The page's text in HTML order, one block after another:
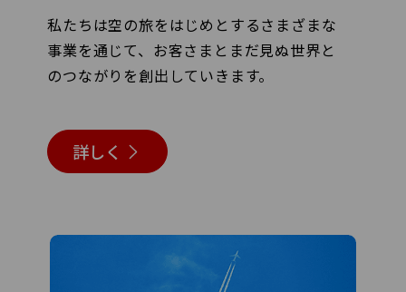
私たちは空の旅をはじめとするさまざまな
事業を通じて、お客さまとまだ見ぬ世界と
のつながりを創出していきます。
詳しく